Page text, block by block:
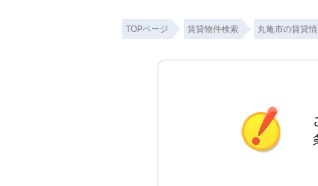
TOPページ 賃貸物件検索 丸亀市の賃貸